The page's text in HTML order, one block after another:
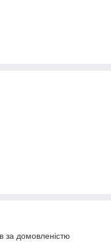
за домовленістю